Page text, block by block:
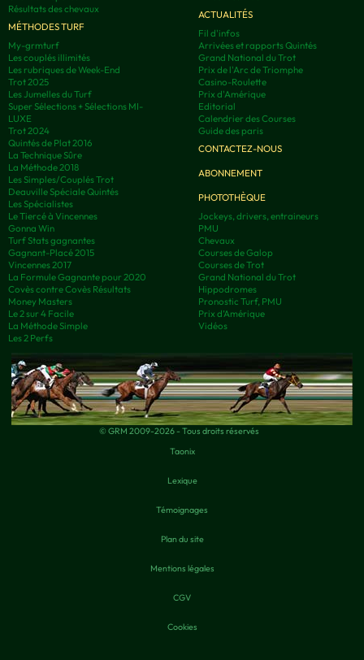
Résultats des chevaux
MÉTHODES TURF
My-grmturf
Les couplés illimités
Les rubriques de Week-End
Trot 2025
Les Jumelles du Turf
Super Sélections + Sélections MI-
LUXE
Trot 2024
Quintés de Plat 2016
La Technique Sûre
La Méthode 2018
Les Simples/Couplés Trot
Deauville Spéciale Quintés
Les Spécialistes
Le Tiercé à Vincennes
Gonna Win
Turf Stats gagnantes
Gagnant-Placé 2015
Vincennes 2017
La Formule Gagnante pour 2020
Covès contre Covès Résultats
Money Masters
Le 2 sur 4 Facile
La Méthode Simple
Les 2 Perfs
ACTUALITÉS
Fil d'infos
Arrivées et rapports Quintés
Grand National du Trot
Prix de l'Arc de Triomphe
Casino-Roulette
Prix d'Amérique
Editorial
Calendrier des Courses
Guide des paris
CONTACTEZ-NOUS
ABONNEMENT
PHOTOTHÈQUE
Jockeys, drivers, entraineurs
PMU
Chevaux
Courses de Galop
Courses de Trot
Grand National du Trot
Hippodromes
Pronostic Turf, PMU
Prix d’Amérique
Vidéos
© GRM 2009-2026 - Tous droits réservés
Taonix
Lexique
Témoignages
Plan du site
Mentions légales
CGV
Cookies